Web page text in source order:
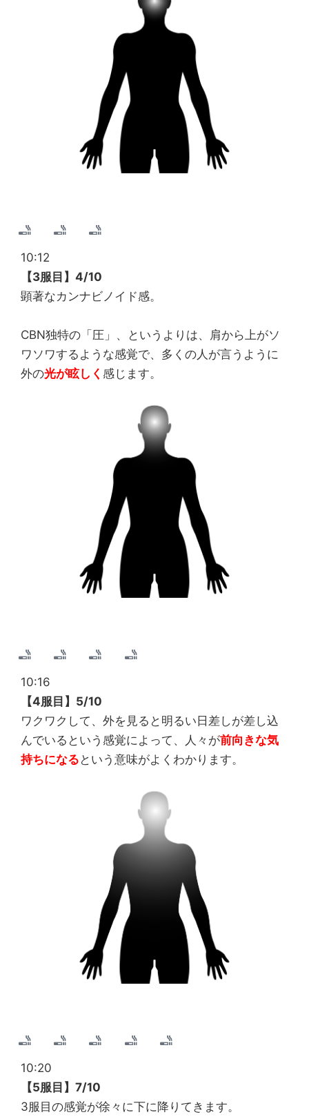
10:12
【3服目】4/10
顕著なカンナビノイド感。
CBN独特の「圧」、というよりは、肩から上がソ
ワソワするような感覚で、多くの人が言うように
外の光が眩しく 感じます。
10:16
【4服目】5/10
ワクワクして、外を見ると明るい日差しが差し込
んでいるという感覚によって、人々が前向きな気
持ちになる という意味がよくわかります。
10:20
【5服目】7/10
3服目の感覚が徐々に下に降りてきます。